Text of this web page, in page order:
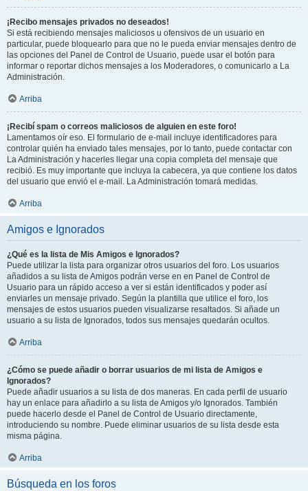
¡Recibo mensajes privados no deseados!
Si está recibiendo mensajes maliciosos u ofensivos de un usuario en
particular, puede bloquearlo para que no le pueda enviar mensajes dentro de
las opciones del Panel de Control de Usuario, puede usar el botón para
informar o reportar dichos mensajes a los Moderadores, o comunicarlo a La
Administración.
Arriba
¡Recibí spam o correos maliciosos de alguien en este foro!
Lamentamos oír eso. El formulario de e-mail incluye identificadores para
controlar quién ha enviado tales mensajes, por lo tanto, puede contactar con
La Administración y hacerles llegar una copia completa del mensaje que
recibió. Es muy importante que incluya la cabecera, ya que contiene los datos
del usuario que envió el e-mail. La Administración tomará medidas.
Arriba
Amigos e Ignorados
¿Qué es la lista de Mis Amigos e Ignorados?
Puede utilizar la lista para organizar otros usuarios del foro. Los usuarios
añadidos a su lista de Amigos podrán verse en en Panel de Control de
Usuario para un rápido acceso a ver si están identificados y poder así
enviarles un mensaje privado. Según la plantilla que utilice el foro, los
mensajes de estos usuarios pueden visualizarse resaltados. Si añade un
usuario a su lista de Ignorados, todos sus mensajes quedarán ocultos.
Arriba
¿Cómo se puede añadir o borrar usuarios de mi lista de Amigos e
Ignorados?
Puede añadir usuarios a su lista de dos maneras. En cada perfil de usuario
hay un enlace para añadirlo a su lista de Amigos y/o Ignorados. También
puede hacerlo desde el Panel de Control de Usuario directamente,
introduciendo su nombre. Puede eliminar usuarios de su lista desde esta
misma página.
Arriba
Búsqueda en los foros